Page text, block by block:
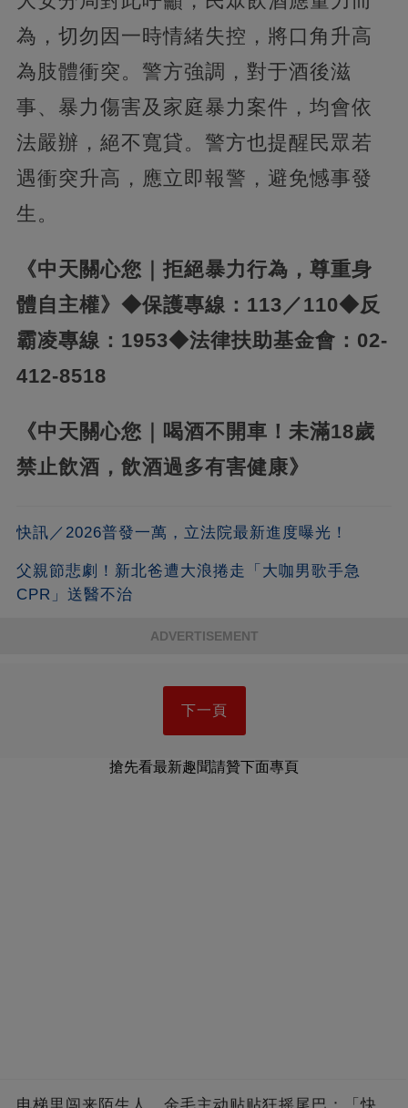
為，切勿因一時情緒失控，將口角升高
為肢體衝突。警方強調，對于酒後滋
事、暴力傷害及家庭暴力案件，均會依
法嚴辦，絕不寬貸。警方也提醒民眾若
遇衝突升高，應立即報警，避免憾事發
生。
《中天關心您｜拒絕暴力行為，尊重身
體自主權》 ◆保護專線：113／110◆反
霸凌專線：1953◆法律扶助基金會：02-
412-8518
《中天關心您｜喝酒不開車！未滿18歲
禁止飲酒，飲酒過多有害健康》
快訊／2026普發一萬，立法院最新進度曝光！
父親節悲劇！新北爸遭大浪捲走「大咖男歌手急
CPR」送醫不治
ADVERTISEMENT
下一頁
搶先看最新趣聞請贊下面專頁